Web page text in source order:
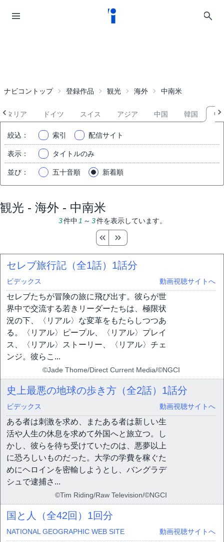
ナビコントップ 登録作品 観光 海外 中南米
タリア ドイツ スイス アジア 中国 韓国 中
絞込 ： 索引 配信サイト
表示 ： タイトルのみ
並び ： 五十音順 新着順
観光 - 海外 - 中南米
3件中 1 ～ 3件を表示しています。
セレブ旅行記（全1話） 1話分
ビデックス 動画視聴サイトへ
セレブたちが冒険の旅に飛び出す。彼らが世
界中で交流する若きリーダーたちは、極限状
況の下、〈リアル〉な変革をもたらしつつあ
る。〈リアル〉ピープル、〈リアル〉プレイ
ス、〈リアル〉ストーリー、〈リアル〉チェ
ンジ。彼らこ...
©Jade Thome/Direct Current Media/©NGCI
史上最悪の地球の歩き方（全2話） 1話分
ビデックス 動画視聴サイトへ
ある者は刺激を求め、またある者は新しい生
活や人生の休息を求めて外国へと旅立つ。し
かし、彼らを待ち受けていたのは、悪夢以上
に恐ろしいものだった。大学の学費を稼ぐた
めにヘロインを密輸しようとし、バングラデ
シュで逮捕さ...
©Tim Riding/Raw Television/©NGCI
国と人（全42回） 1回分
NATIONAL GEOGRAPHIC WEB SITE 動画視聴サイトへ